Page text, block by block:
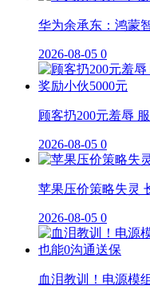
华为余承东：鸿蒙
2026-08-05 0
顾客扔200元羞辱
2026-08-05 0
苹果压价策略失灵
2026-08-05 0
血泪教训！电源模